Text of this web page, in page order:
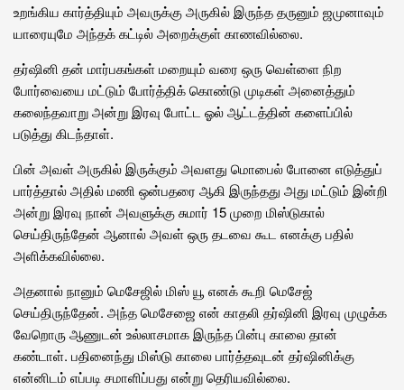
உறங்கிய கார்த்தியும் அவருக்கு அருகில் இருந்த தருனும் ஜமுனாவும்
யாரையுமே அந்தக் கட்டில் அறைக்குள் காணவில்லை.
தர்ஷினி தன் மார்பகங்கள் மறையும் வரை ஒரு வெள்ளை நிற
போர்வையை மட்டும் போர்த்திக் கொண்டு முடிகள் அனைத்தும்
கலைந்தவாறு அன்று இரவு போட்ட ஓல் ஆட்டத்தின் களைப்பில்
படுத்து கிடந்தாள்.
பின் அவள் அருகில் இருக்கும் அவளது மொபைல் போனை எடுத்துப்
பார்த்தால் அதில் மணி ஒன்பதரை ஆகி இருந்தது அது மட்டும் இன்றி
அன்று இரவு நான் அவளுக்கு சுமார் 15 முறை மிஸ்டுகால்
செய்திருந்தேன் ஆனால் அவள் ஒரு தடவை கூட எனக்கு பதில்
அளிக்கவில்லை.
அதனால் நானும் மெசேஜில் மிஸ் யூ எனக் கூறி மெசேஜ்
செய்திருந்தேன். அந்த மெசேஜை என் காதலி தர்ஷினி இரவு முழுக்க
வேறொரு ஆணுடன் உல்லாசமாக இருந்த பின்பு காலை தான்
கண்டாள். பதினைந்து மிஸ்டு காலை பார்த்தவுடன் தர்ஷினிக்கு
என்னிடம் எப்படி சமாளிப்பது என்று தெரியவில்லை.